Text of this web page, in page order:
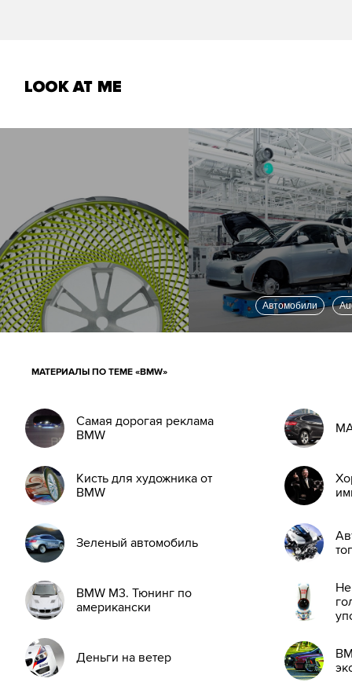
Автомобили
МАТЕРИАЛЫ ПО ТЕМЕ «BMW»
Самая дорогая реклама
BMW
Кисть для художника от
BMW
Зеленый автомобиль
BMW M3. Тюнинг по
американски
Деньги на ветер